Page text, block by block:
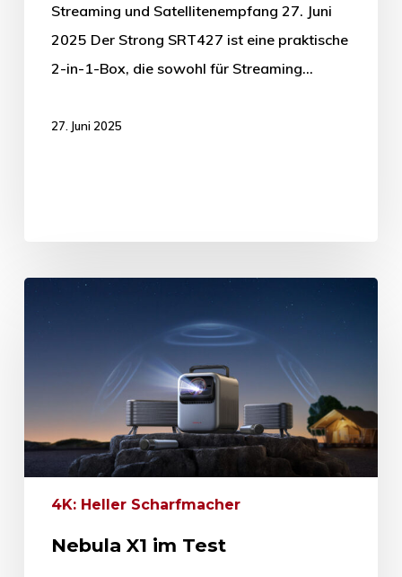
Streaming und Satellitenempfang 27. Juni
2025 Der Strong SRT427 ist eine praktische
2-in-1-Box, die sowohl für Streaming…
27. Juni 2025
4K: Heller Scharfmacher
Nebula X1 im Test